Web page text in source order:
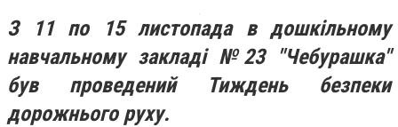
З 11 по 15 листопада в дошкільному
навчальному закладі №23 "Чебурашка"
був проведений Тиждень безпеки
дорожнього руху.